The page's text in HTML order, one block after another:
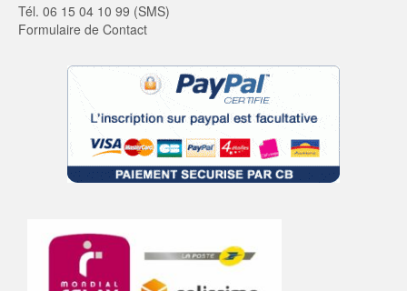
Tél. 06 15 04 10 99 (SMS)
Formulaire de Contact